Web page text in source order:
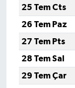
25 Tem Cts
26 Tem Paz
27 Tem Pts
28 Tem Sal
29 Tem Çar